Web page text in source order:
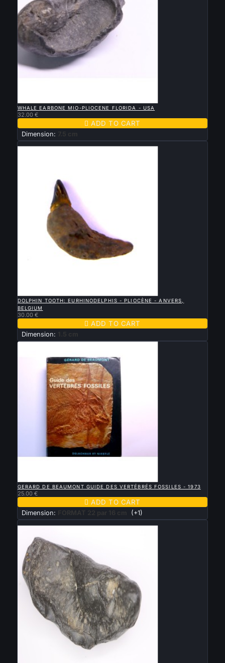
WHALE EARBONE MIO-PLIOCENE FLORIDA - USA
32.00 €
 ADD TO CART
Dimension: 7.5 cm
DOLPHIN TOOTH: EURHINODELPHIS - PLIOCÈNE - ANVERS,
BELGIUM
30.00 €
 ADD TO CART
Dimension: 1.5 cm
GERARD DE BEAUMONT GUIDE DES VERTÉBRÉS FOSSILES - 1973
25.00 €
 ADD TO CART
Dimension: FORMAT 22 par 16 cm (+1)